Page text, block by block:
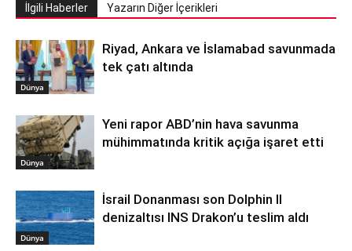
İlgili Haberler Yazarın Diğer İçerikleri
Dünya
Riyad, Ankara ve İslamabad savunmada
tek çatı altında
Dünya
Yeni rapor ABD’nin hava savunma
mühimmatında kritik açığa işaret etti
Dünya
İsrail Donanması son Dolphin II
denizaltısı INS Drakon’u teslim aldı